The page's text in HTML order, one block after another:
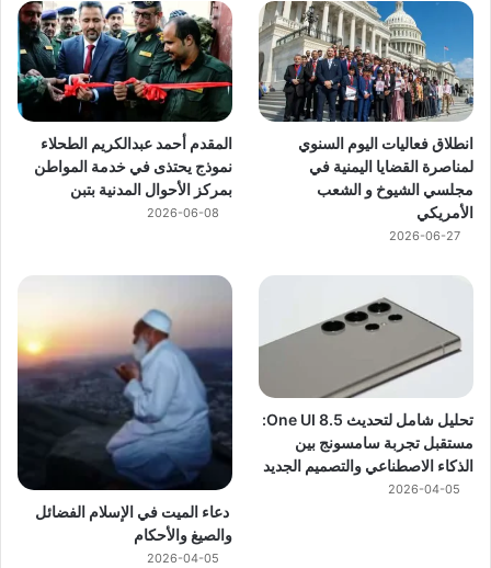
انطلاق فعاليات اليوم السنوي
لمناصرة القضايا اليمنية في
مجلسي الشيوخ و الشعب
الأمريكي
2026-06-27
المقدم أحمد عبدالكريم الطحلاء
نموذج يحتذى في خدمة المواطن
بمركز الأحوال المدنية بتبن
2026-06-08
تحليل شامل لتحديث One UI 8.5:
مستقبل تجربة سامسونج بين
الذكاء الاصطناعي والتصميم الجديد
2026-04-05
دعاء الميت في الإسلام الفضائل
والصيغ والأحكام
2026-04-05